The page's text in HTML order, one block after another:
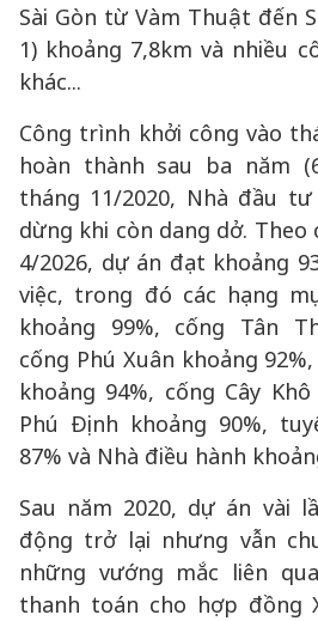
Sài Gòn từ Vàm Thuật đến
1) khoảng 7,8km và nhiều
khác...
Công trình khởi công vào
hoàn thành sau ba năm
tháng 11/2020, Nhà đầu
dừng khi còn dang dở.
4/2026, dự án đạt khoảng
việc, trong đó các hạng
khoảng 99%, cống Tân
cống Phú Xuân khoảng
khoảng 94%, cống Cây
Phú Định khoảng 90%,
87% và Nhà điều hành
Sau năm 2020, dự án vài
động trở lại nhưng vẫn
những vướng mắc liên
thanh toán cho hợp đồng